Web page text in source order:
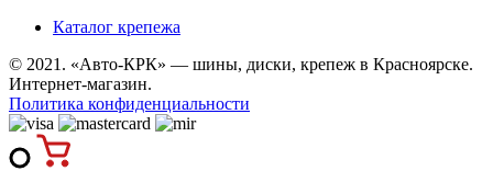
Каталог крепежа
© 2021. «Авто-КРК» — шины, диски, крепеж в Красноярске.
Интернет-магазин.
Политика конфиденциальности